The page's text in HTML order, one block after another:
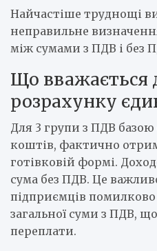
Найчастіше труднощі
неправильне
між сумами з ПДВ і без
Що вважається
розрахунку
Для 3 групи з ПДВ
коштів, фактично
готівковій формі.
сума без ПДВ. Це
підприємців
загальної суми з ПДВ,
переплати.